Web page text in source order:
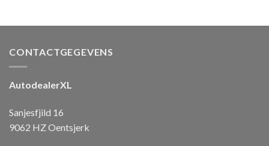
CONTACTGEGEVENS
AutodealerXL
Sanjesfjild 16
9062 HZ Oentsjerk